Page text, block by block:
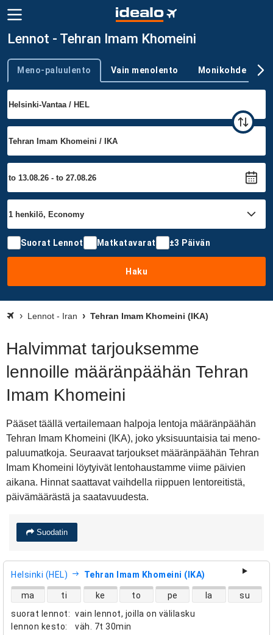
Lennot - Tehran Imam Khomeini
Trip type
Meno-paluulento Vain menolento Monikohde
Suorat Lennot Matkatavarat ±3 Päivän
Haku
Lennot - Iran Tehran Imam Khomeini (IKA)
Halvimmat tarjouksemme
lennoille määränpäähän Tehran
Imam Khomeini
Pääset täällä vertailemaan halpoja lentoja määränpäähän
Tehran Imam Khomeini (IKA), joko yksisuuntaisia tai meno-
paluumatkoja. Seuraavat tarjoukset määränpäähän Tehran
Imam Khomeini löytyivät lentohaustamme viime päivien
aikana. Hinnat saattavat vaihdella riippuen lentoreitistä,
päivämäärästä ja saatavuudesta.
Suodatin
Helsinki (HEL) Tehran Imam Khomeini (IKA)
suorat lennot: vain lennot, joilla on välilasku
lennon kesto: väh. 7t 30min
suorien lentojen saatavuus
ma ti ke to pe la su